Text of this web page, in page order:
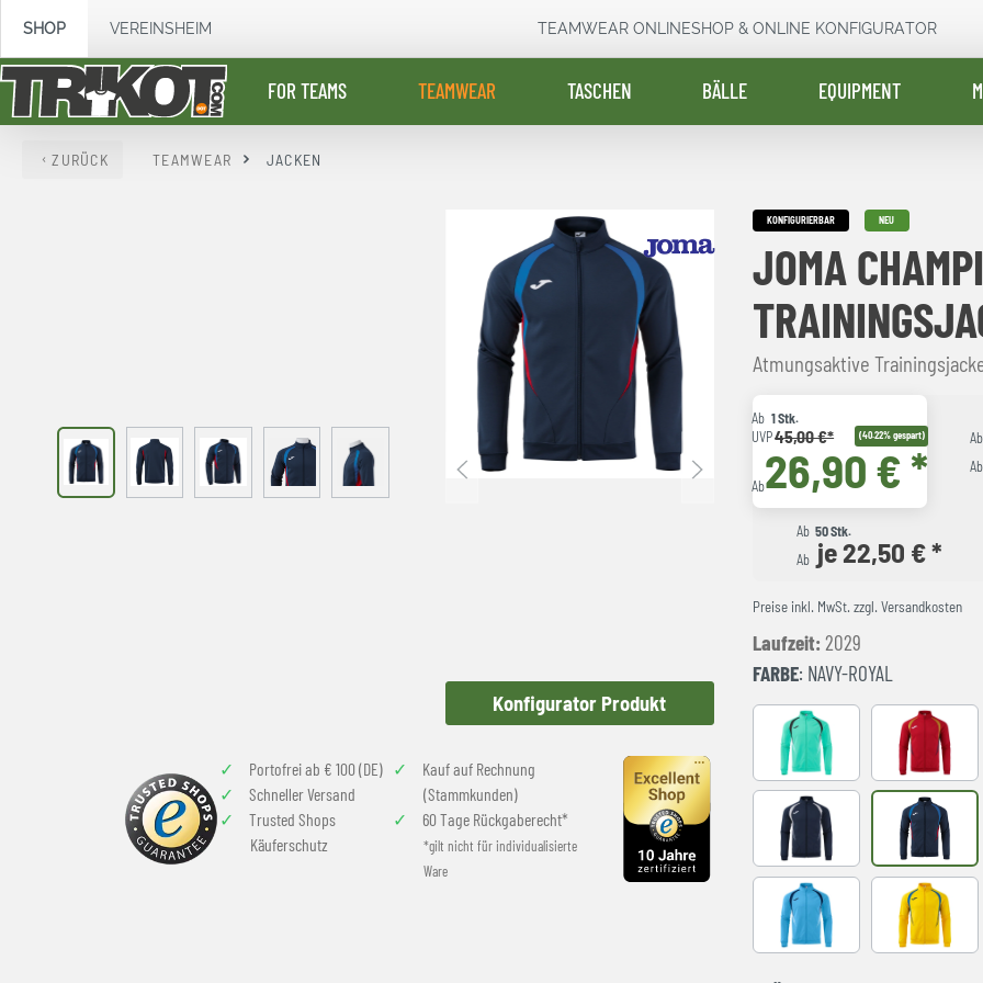
Zur Hauptnavigation springen
SHOP VEREINSHEIM TEAMWEAR ONLINESHOP & ONLINE KONFIGURATOR
FOR TEAMS TEAMWEAR TASCHEN BÄLLE EQUIPMENT
ZURÜCK TEAMWEAR JACKEN
Konfigurator Produkt
Portofrei ab € 100 (DE)
Schneller Versand
Trusted Shops
Käuferschutz
Kauf auf Rechnung
(Stammkunden)
60 Tage Rückgaberecht*
*gilt nicht für individualisierte
Ware
KONFIGURIERBAR NEU
JOMA
Atmungsaktive
Ab 1 Stk.
UVP45,00 €* (40.22% gespart)
Ab26,90 € *
Ab
Ab
Ab 50 Stk.
Ab je 22,50 € *
Preise inkl. MwSt. zzgl. Versandkosten
Laufzeit: 2029
FARBE: NAVY-ROYAL
LIGHT GREEN RED-NAVY
NAVY-GREY NAVY-
SKY BLUE-NAVY YELLOW-